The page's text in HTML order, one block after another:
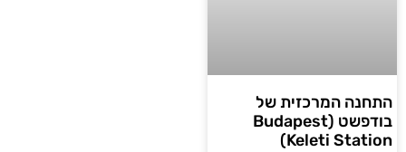
התחנה המרכזית של
בודפשט (Budapest
Keleti Station)